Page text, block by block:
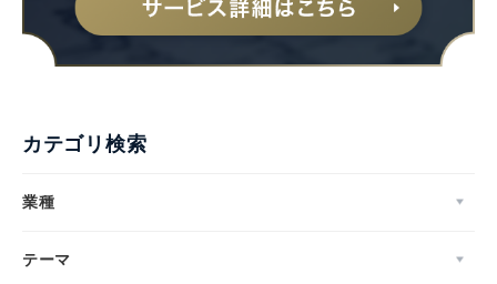
カテゴリ検索
業種
テーマ